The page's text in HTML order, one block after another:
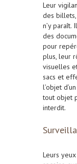
Leur
des
n’y paraît.
des
pour
plus, leur
visuelles
sacs et
l’objet
tout objet
interdit.
Leurs